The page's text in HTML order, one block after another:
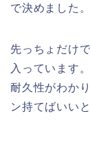
で決めました。
先っちょだけ
入っています。
耐久性がわか
ン持てばいい